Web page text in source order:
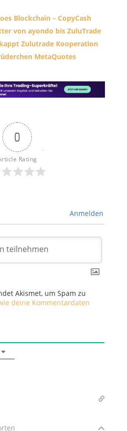
Blockchain – CopyCash
von ayondo bis ZuluTrade
Zulutrade Kooperation
MetaQuotes
0
Rating
Anmelden
Akismet, um Spam zu
deine Kommentardaten